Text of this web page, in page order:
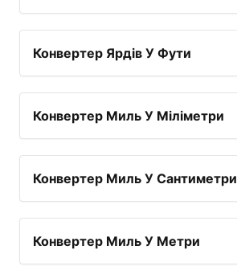
Конвертер Ярдів У Фути
Конвертер Миль У Міліметри
Конвертер Миль У Сантиметри
Конвертер Миль У Метри